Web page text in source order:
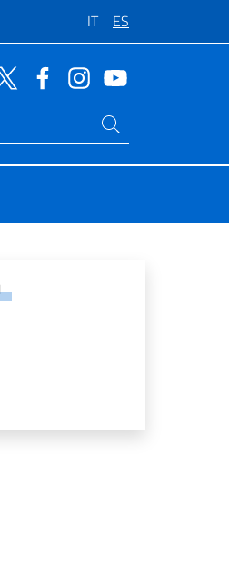
IT ES
live